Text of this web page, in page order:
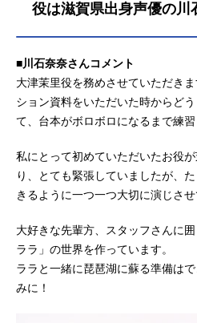
役は滋賀県出身声優の川
■川石奈奈さんコメント
大津茉里役を務めさせていただき
ション資料をいただいた時からど
て、台本がボロボロになるまで練習
私にとって初めていただいたお役
り、とても緊張していましたが、
きるように一つ一つ大切に演じさせ
大好きな先輩方、スタッフさんに
ララ」の世界を作っています。
ララと一緒に琵琶湖に蘇る準備は
みに！